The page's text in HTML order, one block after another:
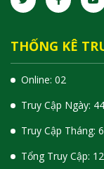
THỐNG KÊ
Online: 02
Truy Cập Ngày:
Truy Cập Tháng:
Tổng Truy Cập: 1 2